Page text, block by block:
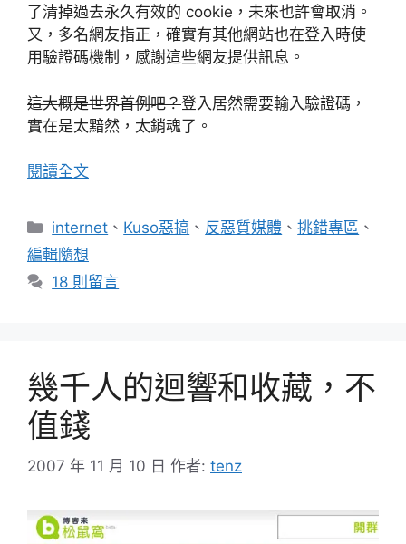
了清掉過去永久有效的 cookie，未來也許會取消。
又，多名網友指正，確實有其他網站也在登入時使
用驗證碼機制，感謝這些網友提供訊息。
這大概是世界首例吧？登入居然需要輸入驗證碼，
實在是太黯然，太銷魂了。
閱讀全文
分
類
internet 、 Kuso惡搞 、 反惡質媒體 、挑錯專區 、
編輯隨想
18 則留言
幾千人的迴響和收藏，不
值錢
2007 年 11 月 10 日 作者: tenz